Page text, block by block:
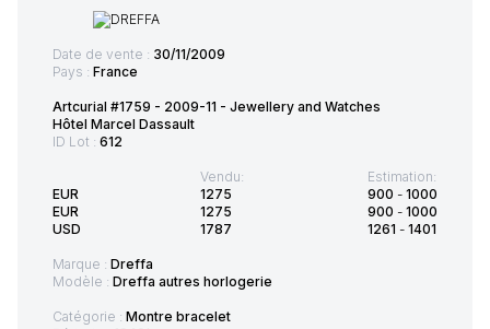
Date de vente : 30/11/2009
Pays : France
Artcurial #1759 - 2009-11 - Jewellery and Watches
Hôtel Marcel Dassault
ID Lot : 612
EUR
EUR
USD
Vendu:
1275
1275
1787
Estimation:
900 - 1000
900 - 1000
1261 - 1401
Marque : Dreffa
Modèle : Dreffa autres horlogerie
Catégorie : Montre bracelet